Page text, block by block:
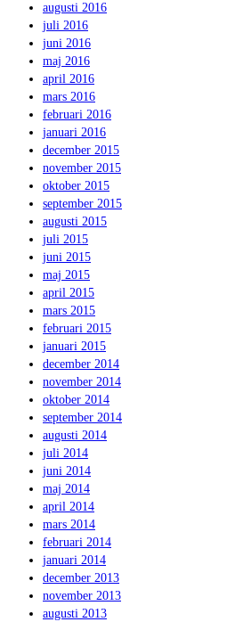
augusti 2016
juli 2016
juni 2016
maj 2016
april 2016
mars 2016
februari 2016
januari 2016
december 2015
november 2015
oktober 2015
september 2015
augusti 2015
juli 2015
juni 2015
maj 2015
april 2015
mars 2015
februari 2015
januari 2015
december 2014
november 2014
oktober 2014
september 2014
augusti 2014
juli 2014
juni 2014
maj 2014
april 2014
mars 2014
februari 2014
januari 2014
december 2013
november 2013
augusti 2013